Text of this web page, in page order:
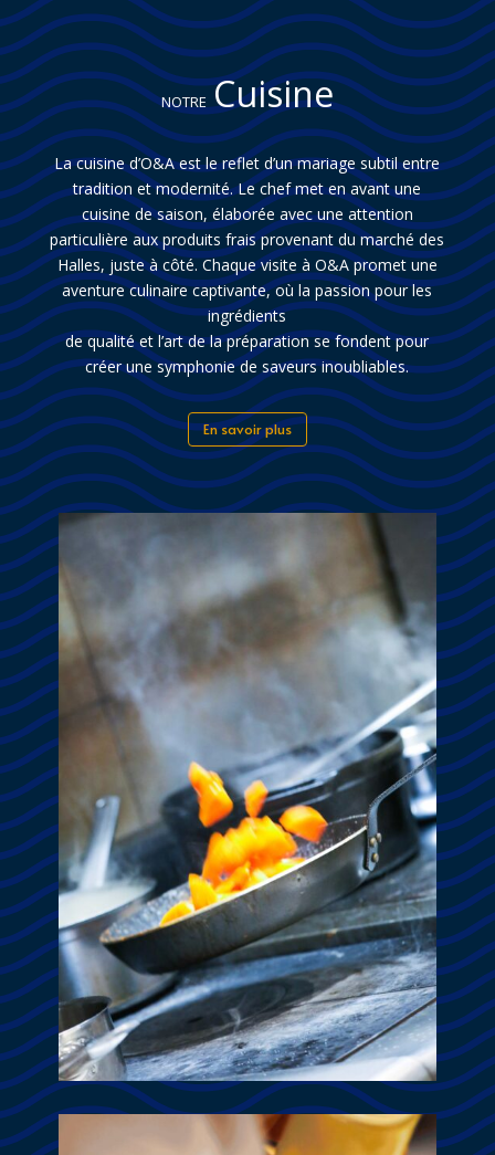
NOTRE Cuisine
La cuisine d’O&A est le reflet d’un mariage subtil entre
tradition et modernité. Le chef met en avant une
cuisine de saison, élaborée avec une attention
particulière aux produits frais provenant du marché des
Halles, juste à côté. Chaque visite à O&A promet une
aventure culinaire captivante, où la passion pour les
ingrédients
de qualité et l’art de la préparation se fondent pour
créer une symphonie de saveurs inoubliables.
En savoir plus